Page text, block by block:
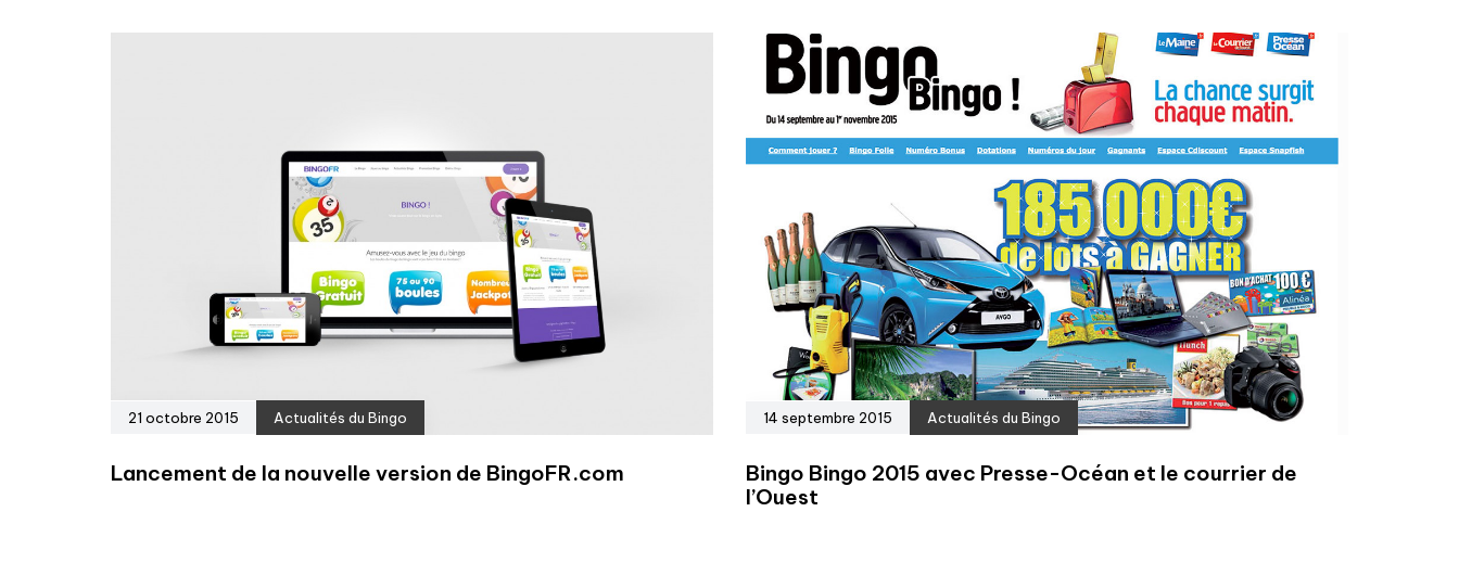
21 octobre 2015 Actualités du Bingo
Lancement de la nouvelle version de BingoFR.com
14 septembre 2015 Actualités du Bingo
Bingo Bingo 2015 avec Presse-Océan et le courrier de
l’Ouest